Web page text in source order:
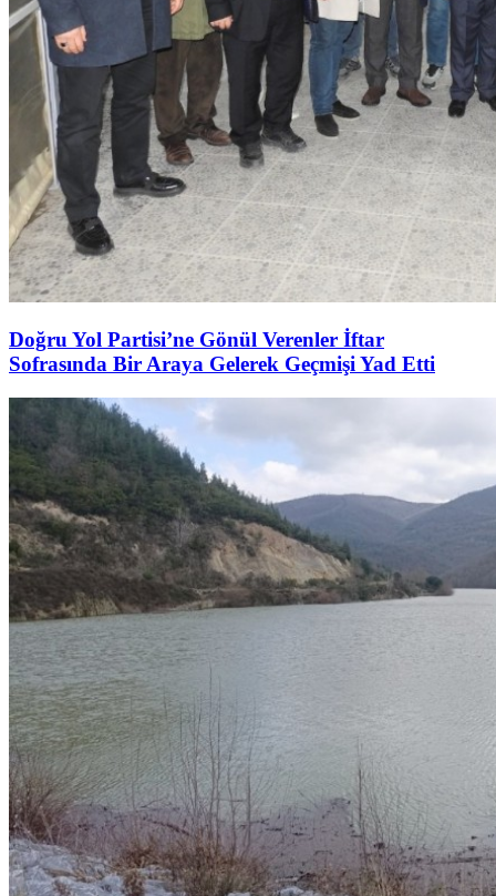
Doğru Yol Partisi’ne Gönül Verenler İftar
Sofrasında Bir Araya Gelerek Geçmişi Yad Etti